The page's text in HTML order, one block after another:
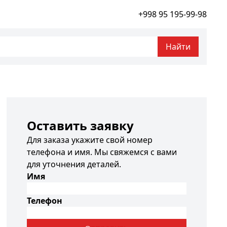
+998 95 195-99-98
Найти
Оставить заявку
Для заказа укажите свой номер
телефона и имя. Мы свяжемся с вами
для уточнения деталей.
Имя
Телефон